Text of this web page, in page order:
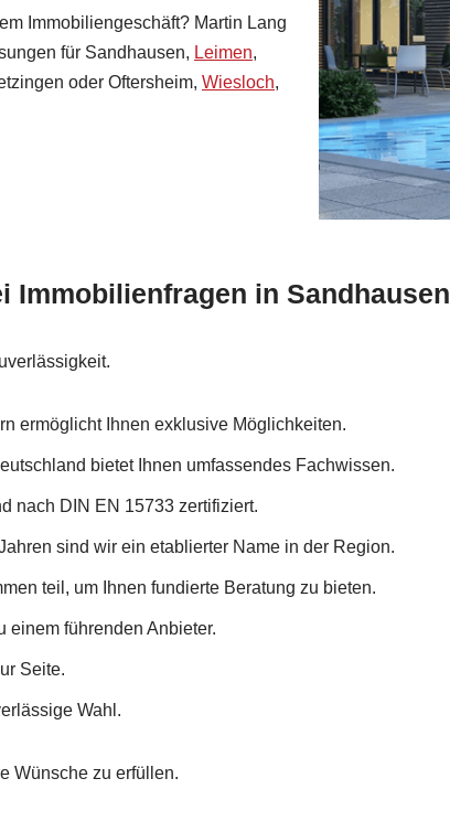
Immobiliengeschäft? Martin Lang
für Sandhausen, Leimen,
oder Oftersheim, Wiesloch,
Immobilienfragen in Sandhausen
ermöglicht Ihnen exklusive Möglichkeiten.
bietet Ihnen umfassendes Fachwissen.
nach DIN EN 15733 zertifiziert.
sind wir ein etablierter Name in der Region.
teil, um Ihnen fundierte Beratung zu bieten.
einem führenden Anbieter.
Seite.
Wahl.
Wünsche zu erfüllen.